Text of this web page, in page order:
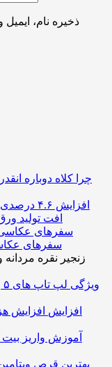
ذخیره نام،
چرا کلاه دوباره انقدر
افت تولید
سفرهای
زنجیر نقره مردانه
۵ ویژگی لپ تاپ های
افزایش
آموزش واریز بیت